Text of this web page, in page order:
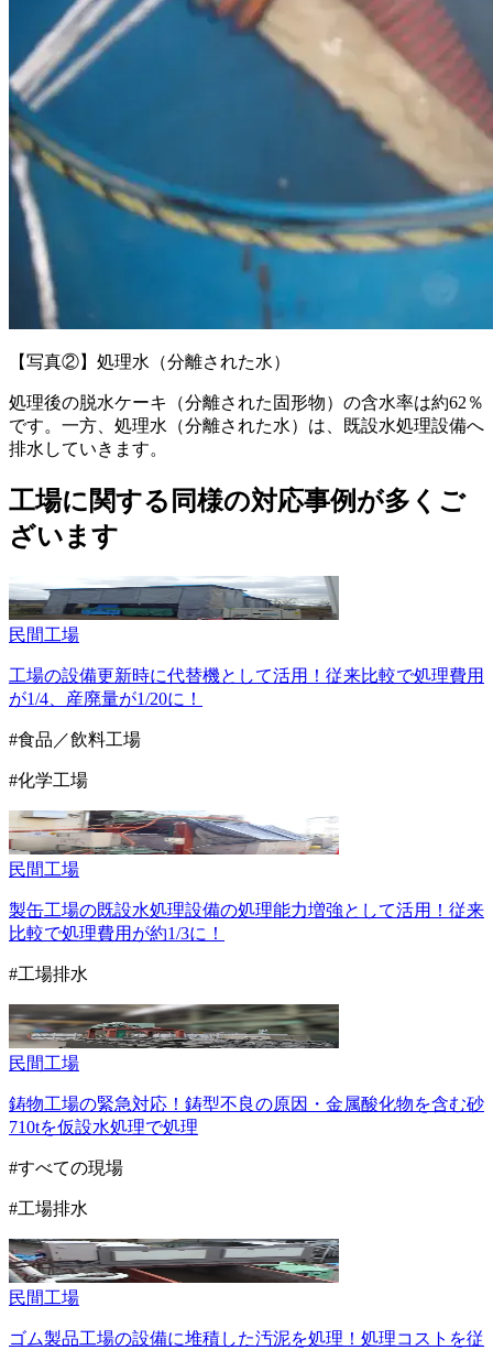
【写真②】処理水（分離された水）
処理後の脱水ケーキ（分離された固形物）の含水率は約62％
です。一方、処理水（分離された水）は、既設水処理設備へ
排水していきます。
工場に関する 同様の対応事例が多くご
ざいます
民間工場
工場の設備更新時に代替機として活用！従来比較で処理費用
が1/4、産廃量が1/20に！
#食品／飲料工場
#化学工場
民間工場
製缶工場の既設水処理設備の処理能力増強として活用！従来
比較で処理費用が約1/3に！
#工場排水
民間工場
鋳物工場の緊急対応！鋳型不良の原因・金属酸化物を含む砂
710tを仮設水処理で処理
#すべての現場
#工場排水
民間工場
ゴム製品工場の設備に堆積した汚泥を処理！処理コストを従